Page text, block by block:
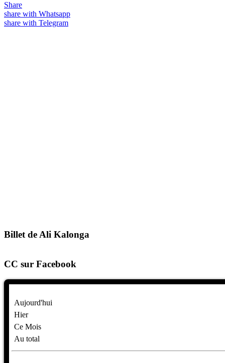
Share
share with Whatsapp
share with Telegram
Billet de Ali Kalonga
CC sur Facebook
Aujourd'hui
Hier
Ce Mois
Au total